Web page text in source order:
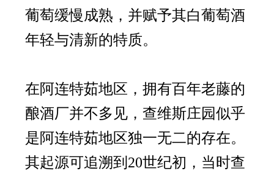
葡萄缓慢成熟，并赋予其白葡萄酒
年轻与清新的特质。
在阿连特茹地区，拥有百年老藤的
酿酒厂并不多见，查维斯庄园似乎
是阿连特茹地区独一无二的存在。
其起源可追溯到20世纪初，当时查